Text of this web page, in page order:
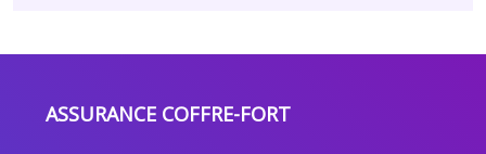
ASSURANCE COFFRE-FORT